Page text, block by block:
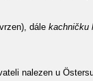
dále kachničku
nalezen u